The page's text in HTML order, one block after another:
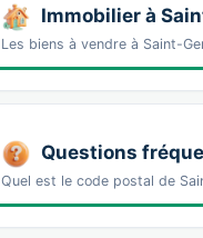
Immobilier à
Les biens à vendre à Saint-
Questions
Quel est le code postal de